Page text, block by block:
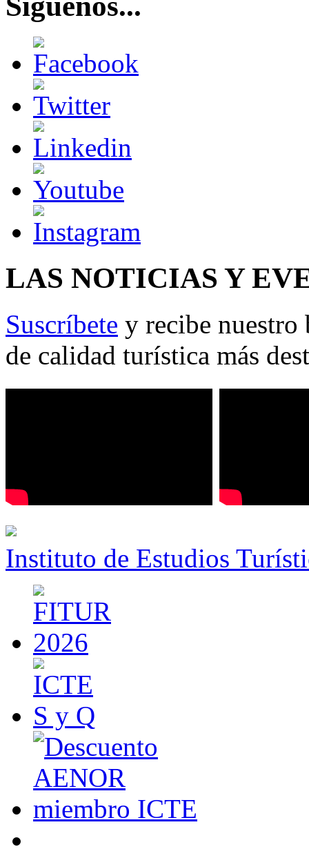
LAS NOTICIAS Y
Suscríbete y recibe nuestro
de calidad turística más
Instituto de Estudios